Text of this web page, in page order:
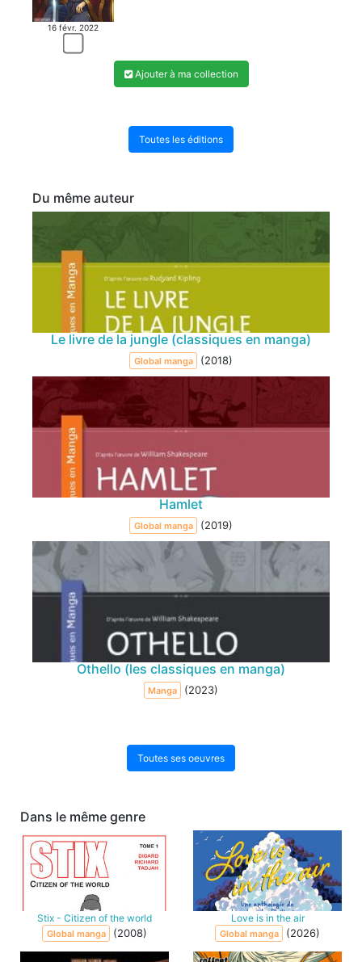
MANGA
16 févr. 2022
Ajouter à ma collection
Toutes les éditions
Du même auteur
Le livre de la jungle (classiques en manga)
Global manga (2018)
Hamlet
Global manga (2019)
Othello (les classiques en manga)
Manga (2023)
Toutes ses oeuvres
Dans le même genre
Stix - Citizen of the world
Global manga (2008)
Love is in the air
Global manga (2026)